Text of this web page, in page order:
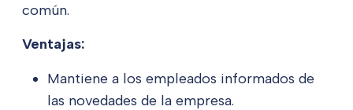
común.
Ventajas:
Mantiene a los empleados informados de
las novedades de la empresa.